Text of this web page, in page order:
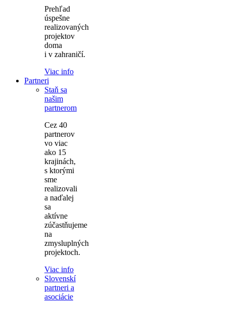
Prehľad
úspešne
realizovaných
projektov
doma
i v zahraničí.
Viac info
Partneri
Staň sa
našim
partnerom
Cez 40
partnerov
vo viac
ako 15
krajinách,
s ktorými
sme
realizovali
a naďalej
sa
aktívne
zúčastňujeme
na
zmysluplných
projektoch.
Viac info
Slovenskí
partneri a
asociácie